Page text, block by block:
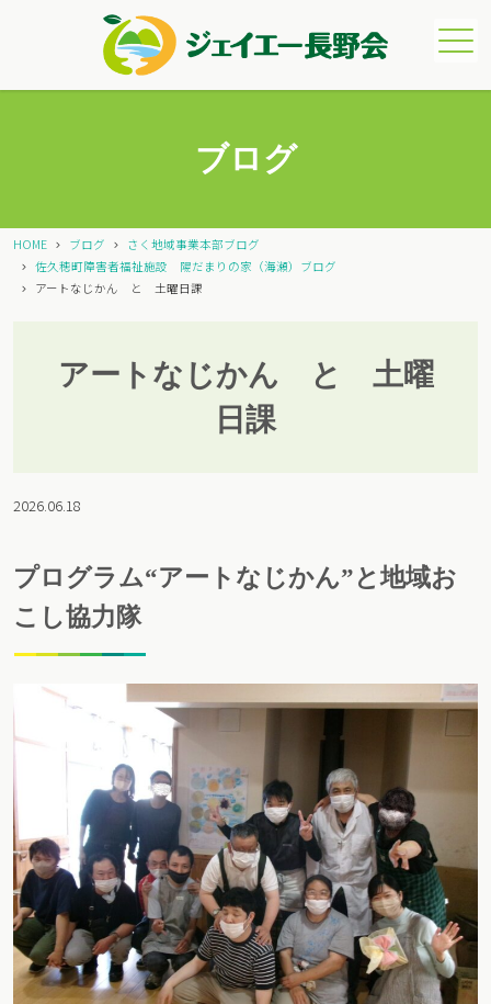
メニュー
ブログ
HOME ブログ
さく地域事業本部ブログ
佐久穂町障害者福祉施設 陽だまりの家（海瀬）ブログ
アートなじかん と 土曜日課
アートなじかん と 土曜
日課
2026.06.18
プログラム“アートなじかん”と地域お
こし協力隊